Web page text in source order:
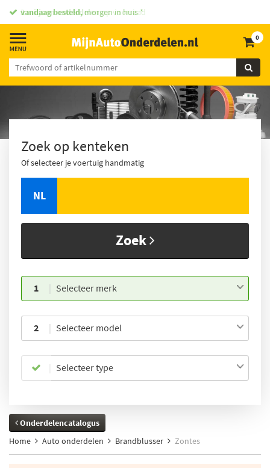
vandaag besteld,morgen in huis *
0
Zoek op kenteken
Of selecteer je voertuig handmatig
NL
Zoek
1 Selecteer merk
2 Selecteer model
Selecteer type
Onderdelencatalogus
Home
Auto onderdelen Brandblusser Zontes